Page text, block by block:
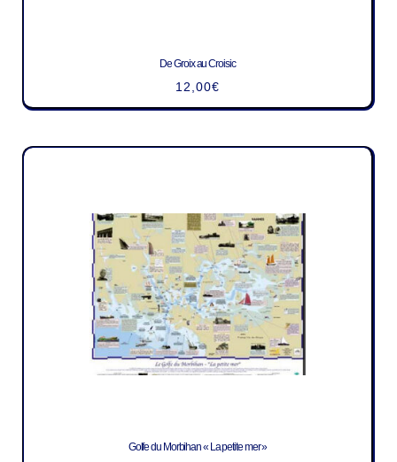
De Groix au Croisic
12,00€
Golfe du Morbihan « La petite mer »